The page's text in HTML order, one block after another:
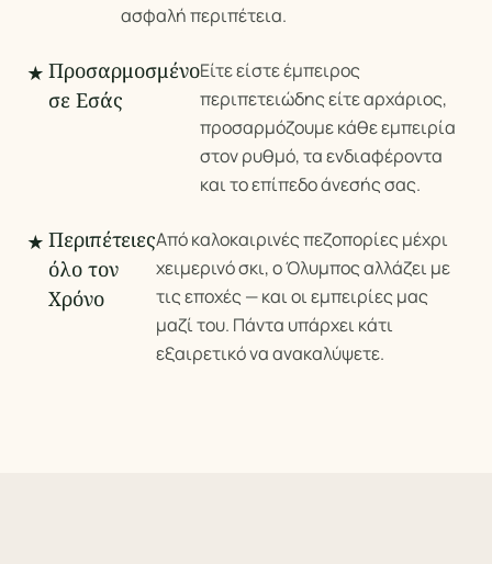
ασφαλή περιπέτεια.
★ Προσαρμοσμένο
σε Εσάς
Είτε είστε έμπειρος
περιπετειώδης είτε αρχάριος,
προσαρμόζουμε κάθε εμπειρία
στον ρυθμό, τα ενδιαφέροντα
και το επίπεδο άνεσής σας.
★ Περιπέτειες
όλο τον
Χρόνο
Από καλοκαιρινές πεζοπορίες μέχρι
χειμερινό σκι, ο Όλυμπος αλλάζει με
τις εποχές — και οι εμπειρίες μας
μαζί του. Πάντα υπάρχει κάτι
εξαιρετικό να ανακαλύψετε.